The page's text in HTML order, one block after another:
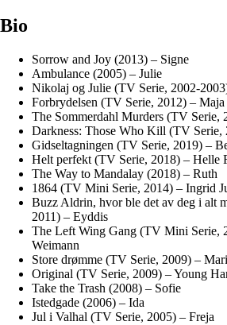
Bio
Sorrow and Joy (2013) – Signe
Ambulance (2005) – Julie
Nikolaj og Julie (TV Serie, 2002-
Forbrydelsen (TV Serie, 2012) – Maja
The Sommerdahl Murders (TV Serie,
Darkness: Those Who Kill (TV
Gidseltagningen (TV Serie, 2019) –
Helt perfekt (TV Serie, 2018) – Helle
The Way to Mandalay (2018) – Ruth
1864 (TV Mini Serie, 2014) – Ingrid
Buzz Aldrin, hvor ble det av deg i alt
2011) – Eyddis
The Left Wing Gang (TV Mini Serie,
Weimann
Store drømme (TV Serie, 2009) –
Original (TV Serie, 2009) – Young
Take the Trash (2008) – Sofie
Istedgade (2006) – Ida
Jul i Valhal (TV Serie, 2005) – Freja